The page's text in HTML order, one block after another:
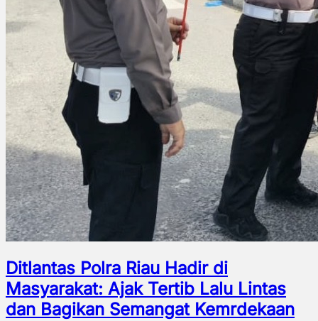
Ditlantas Polra Riau Hadir di
Masyarakat: Ajak Tertib Lalu Lintas
dan Bagikan Semangat Kemrdekaan